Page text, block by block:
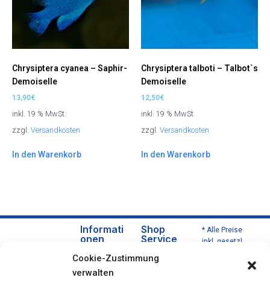
Cookie-Zustimmung
verwalten
Chrysiptera cyanea – Saphir-
Demoiselle
13,90€
inkl. 19 % MwSt.
zzgl. Versandkosten
In den Warenkorb
Chrysiptera talboti – Talbot`s
Demoiselle
12,50€
inkl. 19 % MwSt.
zzgl. Versandkosten
In den Warenkorb
Informati
onen
uns
Daten
Shop
Service
* Alle Preise
inkl. gesetzl.